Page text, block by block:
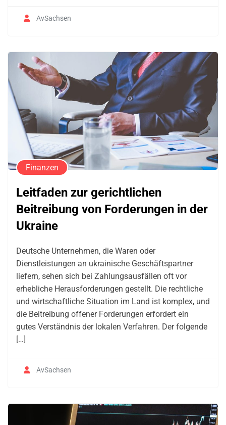
AvSachsen
Finanzen
Leitfaden zur gerichtlichen
Beitreibung von Forderungen in der
Ukraine
Deutsche Unternehmen, die Waren oder
Dienstleistungen an ukrainische Geschäftspartner
liefern, sehen sich bei Zahlungsausfällen oft vor
erhebliche Herausforderungen gestellt. Die rechtliche
und wirtschaftliche Situation im Land ist komplex, und
die Beitreibung offener Forderungen erfordert ein
gutes Verständnis der lokalen Verfahren. Der folgende
[…]
AvSachsen